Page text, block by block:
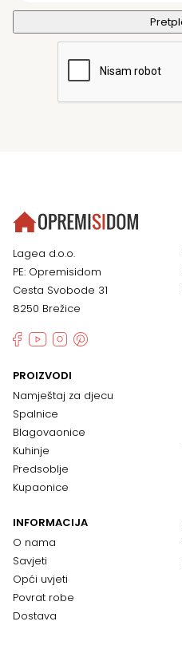
Lagea d.o.o.
PE: Opremisidom
Cesta Svobode 31
8250 Brežice
PROIZVODI
Namještaj za djecu
Spalnice
Blagovaonice
Kuhinje
Predsoblje
Kupaonice
INFORMACIJA
O nama
Savjeti
Opći uvjeti
Povrat robe
Dostava